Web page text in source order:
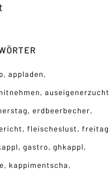
appladen
auseigenerzucht
erdbeerbecher
fleischeslust
freitag
gastro ghkappl
kappimentscha